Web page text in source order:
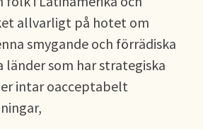
allvarligt på hotet om
smygande och förrädiska
som har strategiska
intar oacceptabelt